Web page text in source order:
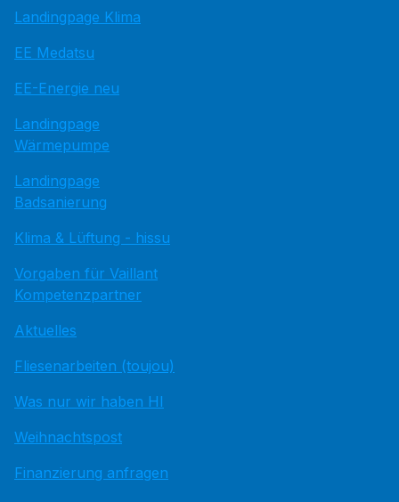
Landingpage Klima
EE Medatsu
EE-Energie neu
Landingpage
Wärmepumpe
Landingpage
Badsanierung
Klima & Lüftung - hissu
Vorgaben für Vaillant
Kompetenzpartner
Aktuelles
Fliesenarbeiten (toujou)
Was nur wir haben HI
Weihnachtspost
Finanzierung anfragen